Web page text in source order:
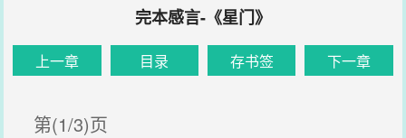
完本感言-《星门》
上一章 目录 存书签 下一章
第(1/3)页